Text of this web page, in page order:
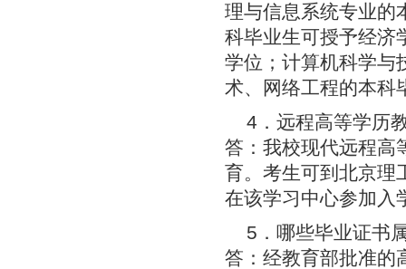
理与信息系统专业的
科毕业生可授予经济
学位；计算机科学与
术、网络工程的本科
4．远程高等学历
答：我校现代远程高
育。考生可到北京理
在该学习中心参加入
5．哪些毕业证书
答：经教育部批准的